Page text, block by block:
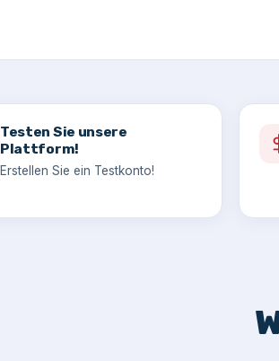
Testen Sie unsere
Plattform!
Erstellen Sie ein Testkonto!